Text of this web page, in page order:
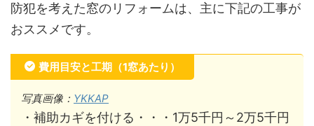
防犯を考えた窓のリフォームは、主に下記の工事が
おススメです。
費用目安と工期（1窓あたり）
写真画像： YKKAP
・補助カギを付ける・・・1万5千円～2万5千円